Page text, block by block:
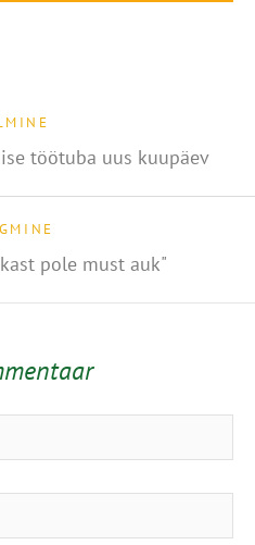
töötuba uus kuupäev
pole must auk"